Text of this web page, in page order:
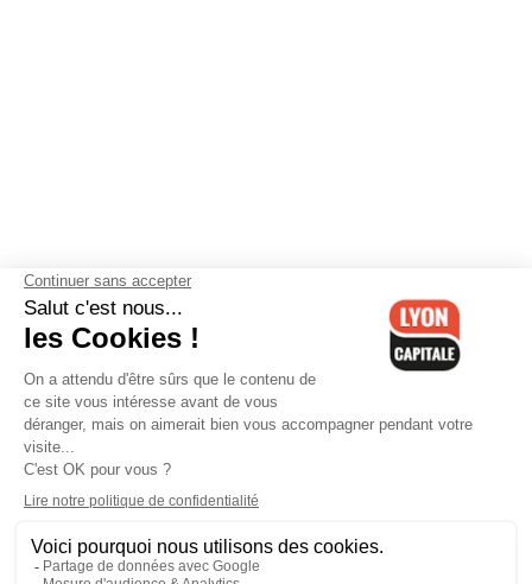
Contactez-nous-Mentions légales-CGV-Politique de